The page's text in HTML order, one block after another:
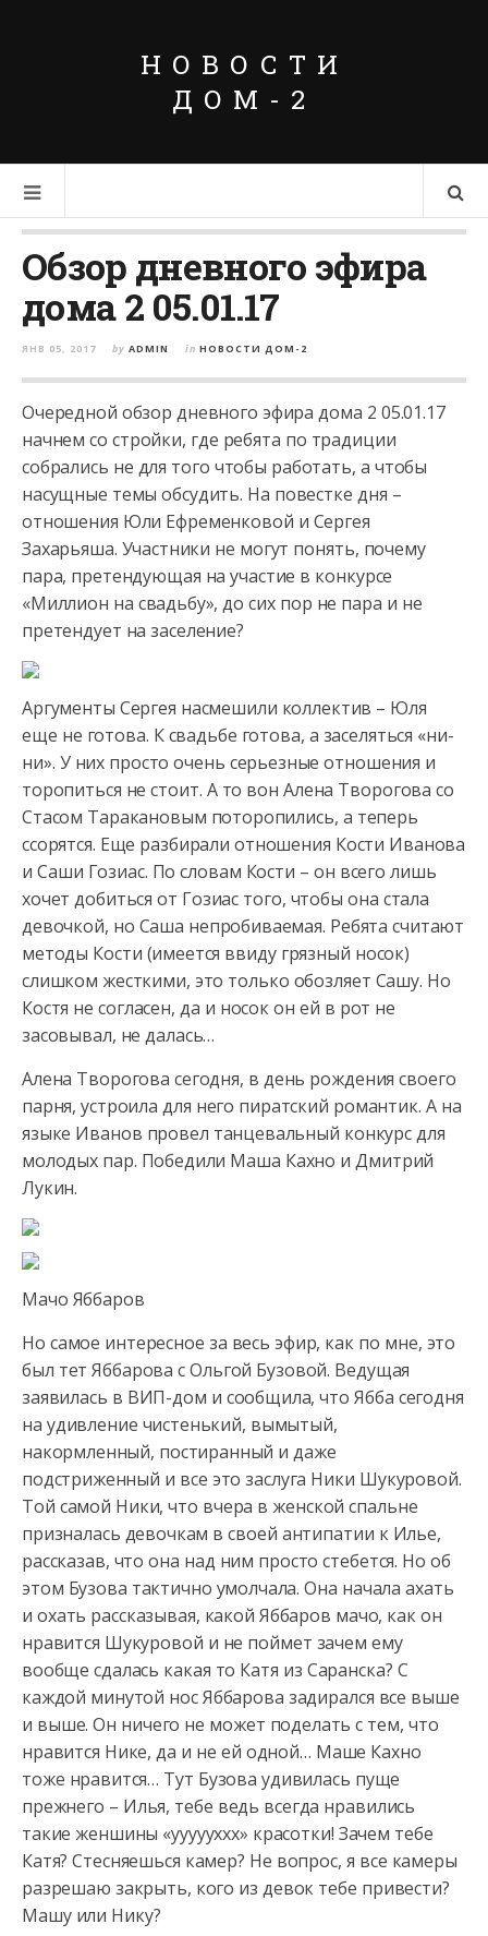
НОВОСТИ
ДОМ-2
Обзор дневного эфира
дома 2 05.01.17
ЯНВ 05, 2017 by ADMIN in НОВОСТИ ДОМ-2
Очередной обзор дневного эфира дома 2 05.01.17
начнем со стройки, где ребята по традиции
собрались не для того чтобы работать, а чтобы
насущные темы обсудить. На повестке дня –
отношения Юли Ефременковой и Сергея
Захарьяша. Участники не могут понять, почему
пара, претендующая на участие в конкурсе
«Миллион на свадьбу», до сих пор не пара и не
претендует на заселение?
Аргументы Сергея насмешили коллектив – Юля
еще не готова. К свадьбе готова, а заселяться «ни-
ни». У них просто очень серьезные отношения и
торопиться не стоит. А то вон Алена Творогова со
Стасом Таракановым поторопились, а теперь
ссорятся. Еще разбирали отношения Кости Иванова
и Саши Гозиас. По словам Кости – он всего лишь
хочет добиться от Гозиас того, чтобы она стала
девочкой, но Саша непробиваемая. Ребята считают
методы Кости (имеется ввиду грязный носок)
слишком жесткими, это только обозляет Сашу. Но
Костя не согласен, да и носок он ей в рот не
засовывал, не далась…
Алена Творогова сегодня, в день рождения своего
парня, устроила для него пиратский романтик. А на
языке Иванов провел танцевальный конкурс для
молодых пар. Победили Маша Кахно и Дмитрий
Лукин.
Мачо Яббаров
Но самое интересное за весь эфир, как по мне, это
был тет Яббарова с Ольгой Бузовой. Ведущая
заявилась в ВИП-дом и сообщила, что Ябба сегодня
на удивление чистенький, вымытый,
накормленный, постиранный и даже
подстриженный и все это заслуга Ники Шукуровой.
Той самой Ники, что вчера в женской спальне
призналась девочкам в своей антипатии к Илье,
рассказав, что она над ним просто стебется. Но об
этом Бузова тактично умолчала. Она начала ахать
и охать рассказывая, какой Яббаров мачо, как он
нравится Шукуровой и не поймет зачем ему
вообще сдалась какая то Катя из Саранска? С
каждой минутой нос Яббарова задирался все выше
и выше. Он ничего не может поделать с тем, что
нравится Нике, да и не ей одной… Маше Кахно
тоже нравится… Тут Бузова удивилась пуще
прежнего – Илья, тебе ведь всегда нравились
такие женшины «уууууххх» красотки! Зачем тебе
Катя? Стесняешься камер? Не вопрос, я все камеры
разрешаю закрыть, кого из девок тебе привести?
Машу или Нику?